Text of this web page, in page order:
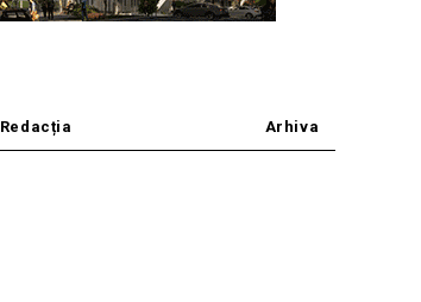
Redacția Arhiva